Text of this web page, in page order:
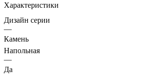
Характеристики
Дизайн серии
—
Камень
Напольная
—
Да